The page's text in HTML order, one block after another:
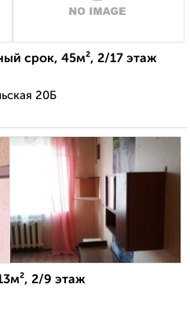
срок, 45м², 2/17 этаж
20Б
2/9 этаж